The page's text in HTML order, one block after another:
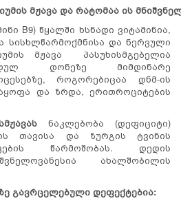
მჟავა და რატომაა ის
B9) წყალში ხსნადი ვიტამინია,
და ნერვული
მჟავა პასუხისმგებელია
დონეზე მიმდინარე
როგორებიცაა დნმ-ის
და ზრდა, ერითროციტების
მჟავას ნაკლებობა (დეფიციტი)
თავისა და ზურგის ტვინის
წარმოშობას. დედის
ახალშობილის
გავრცელებული დეფექტებია: